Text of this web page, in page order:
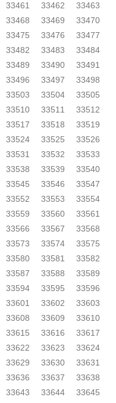
33461 33462
33463
33468 33469
33470
33475 33476
33477
33482 33483
33484
33489 33490
33491
33496 33497
33498
33503 33504
33505
33510 33511
33512
33517 33518
33519
33524 33525
33526
33531 33532
33533
33538 33539
33540
33545 33546
33547
33552 33553
33554
33559 33560
33561
33566 33567
33568
33573 33574
33575
33580 33581
33582
33587 33588
33589
33594 33595
33596
33601 33602
33603
33608 33609
33610
33615 33616
33617
33622 33623
33624
33629 33630
33631
33636 33637
33638
33643 33644
33645